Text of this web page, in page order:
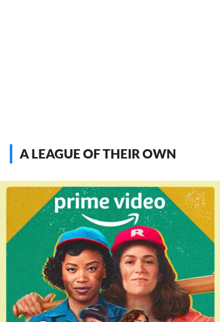
A LEAGUE OF THEIR OWN